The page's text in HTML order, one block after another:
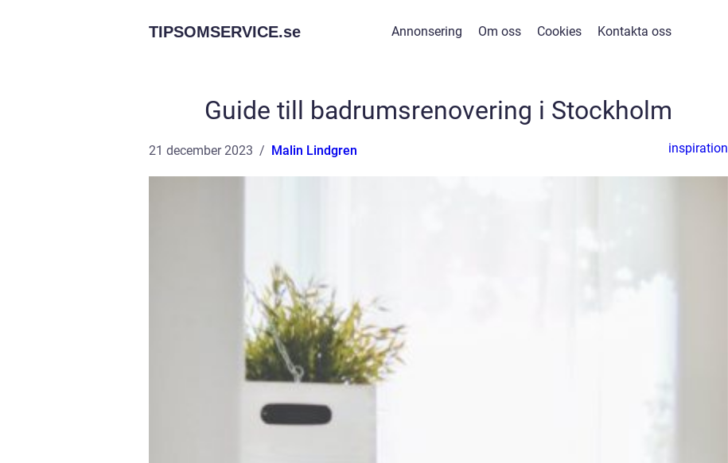
TIPSOMSERVICE.se Annonsering Om oss Cookies Kontakta oss
Guide till badrumsrenovering i Stockholm
21 december 2023 Malin Lindgren inspiration